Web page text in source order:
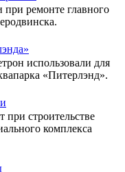
ремонте главного
использовали для
«Питерлэнд».
при строительстве
комплекса